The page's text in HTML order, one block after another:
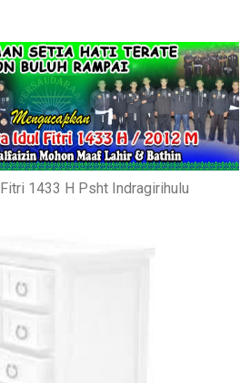
1433 H Psht Indragirihulu